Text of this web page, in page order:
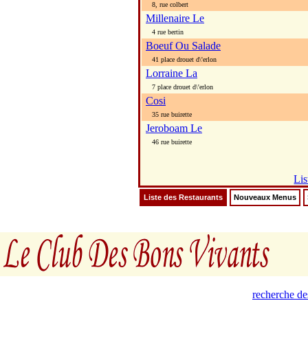
8, rue colbert
Millenaire Le
4 rue bertin
Boeuf Ou Salade
41 place drouet d\'erlon
Lorraine La
7 place drouet d\'erlon
Cosi
35 rue buirette
Jeroboam Le
46 rue buirette
Liste des Restaurants Nouveaux Menus
recherche